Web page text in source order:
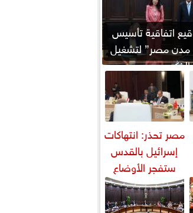
اتفاقية تأسيس
مصر” لتشغيل
الذكي...
مصر تحذر: انتهاكات
إسرائيل بالقدس
ستفجر الأوضاع
بالمنطقة